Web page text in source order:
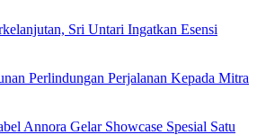
Sri Untari Ingatkan Esensi
Perlindungan Perjalanan Kepada Mitra
Annora Gelar Showcase Spesial Satu